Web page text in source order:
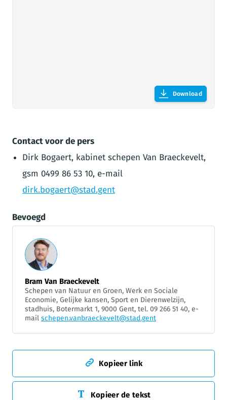
Download
Contact voor de pers
Dirk Bogaert, kabinet schepen Van Braeckevelt,
gsm 0499 86 53 10, e-mail
dirk.bogaert@stad.gent
Bevoegd
Bram Van Braeckevelt
Schepen van Natuur en Groen, Werk en Sociale
Economie, Gelijke kansen, Sport en Dierenwelzijn,
stadhuis, Botermarkt 1, 9000 Gent, tel. 09 266 51 40, e-
mail schepen.vanbraeckevelt@stad.gent
Kopieer link
Kopieer de tekst